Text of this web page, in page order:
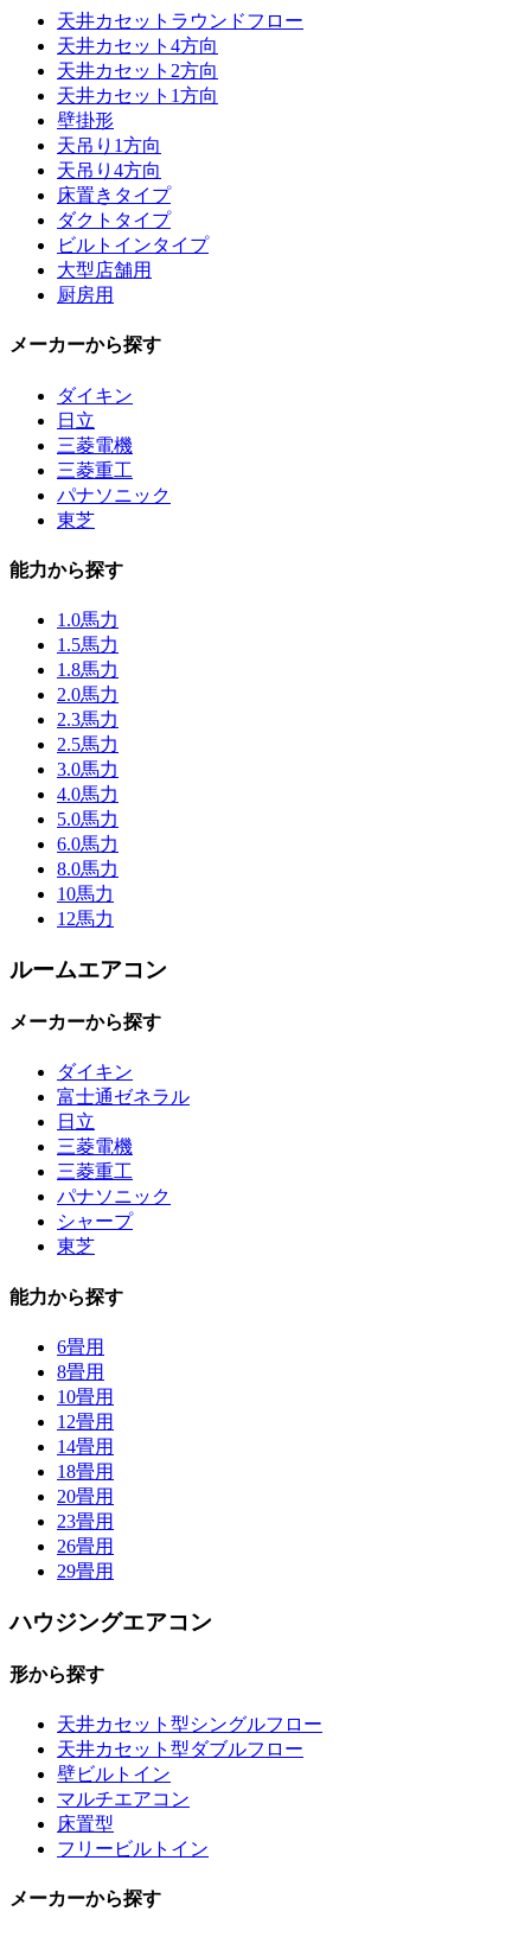
天井カセットラウンドフロー
天井カセット4方向
天井カセット2方向
天井カセット1方向
壁掛形
天吊り1方向
天吊り4方向
床置きタイプ
ダクトタイプ
ビルトインタイプ
大型店舗用
厨房用
メーカーから探す
ダイキン
日立
三菱電機
三菱重工
パナソニック
東芝
能力から探す
1.0馬力
1.5馬力
1.8馬力
2.0馬力
2.3馬力
2.5馬力
3.0馬力
4.0馬力
5.0馬力
6.0馬力
8.0馬力
10馬力
12馬力
ルームエアコン
メーカーから探す
ダイキン
富士通ゼネラル
日立
三菱電機
三菱重工
パナソニック
シャープ
東芝
能力から探す
6畳用
8畳用
10畳用
12畳用
14畳用
18畳用
20畳用
23畳用
26畳用
29畳用
ハウジングエアコン
形から探す
天井カセット型シングルフロー
天井カセット型ダブルフロー
壁ビルトイン
マルチエアコン
床置型
フリービルトイン
メーカーから探す